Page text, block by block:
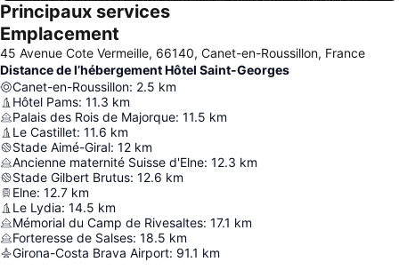
Principaux services
Emplacement
45 Avenue Cote Vermeille, 66140, Canet-en-Roussillon, France
Distance de l’hébergement Hôtel Saint-Georges
Canet-en-Roussillon: 2.5 km
Hôtel Pams: 11.3 km
Palais des Rois de Majorque: 11.5 km
Le Castillet: 11.6 km
Stade Aimé-Giral: 12 km
Ancienne maternité Suisse d'Elne: 12.3 km
Stade Gilbert Brutus: 12.6 km
Elne: 12.7 km
Le Lydia: 14.5 km
Mémorial du Camp de Rivesaltes: 17.1 km
Forteresse de Salses: 18.5 km
Girona-Costa Brava Airport: 91.1 km